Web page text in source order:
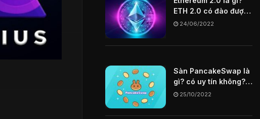
ETH 2.0 có đào được
không? Tìm hiểu chi
24/06/2022
Sàn PancakeSwap là
gì? có uy tín không?
Hướng dẫn cách mua
25/10/2022